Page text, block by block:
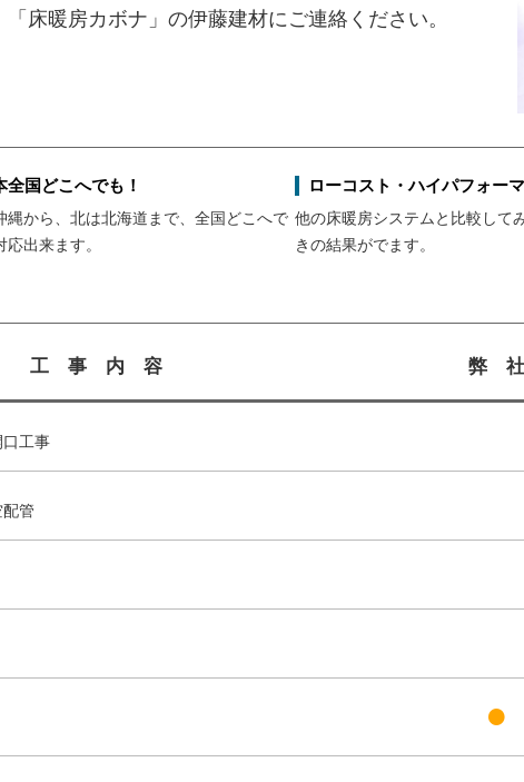
床暖房カボナ」の伊藤建材にご連絡ください。
全国どこへでも！
縄から、北は北海道まで、全国どこへで
応出来ます。
ローコスト・ハイパフォーマ
他の床暖房システムと比較して
きの結果がでます。
工 事 内 容 弊 社
口工事
管
●